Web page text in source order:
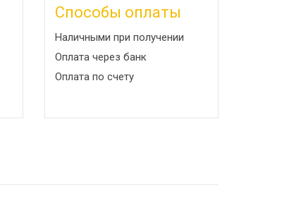
Способы оплаты
Наличными при получении
Оплата через банк
Оплата по счету